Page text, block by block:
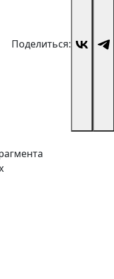
Поделиться: